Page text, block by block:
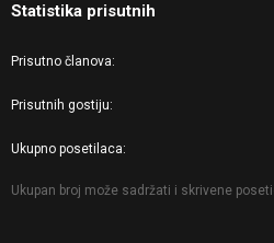
Statistika prisutnih
Prisutno članova
Prisutnih gostiju
Ukupno posetilaca
Ukupan broj može sadržati i skrivene